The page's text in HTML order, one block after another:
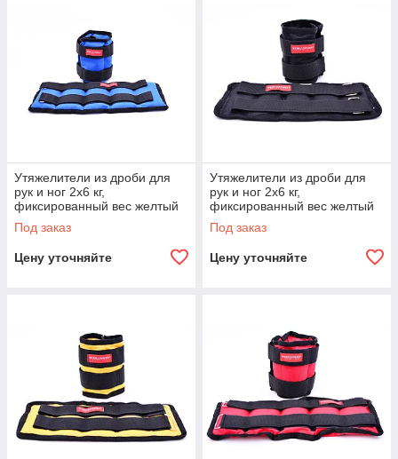
Утяжелители из дроби для
рук и ног 2х6 кг,
фиксированный вес желтый
синий
Под заказ
Цену уточняйте
Утяжелители из дроби для
рук и ног 2х6 кг,
фиксированный вес желтый
черный
Под заказ
Цену уточняйте